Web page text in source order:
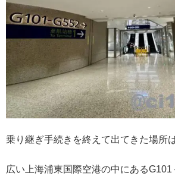
乗り継ぎ手続きを終えて出てきた場所
広い上海浦東国際空港の中にあるG101